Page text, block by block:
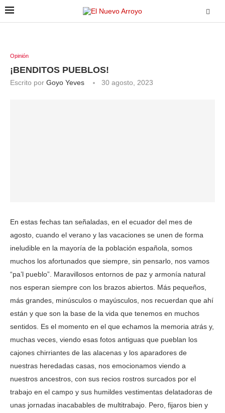
Opinión
¡BENDITOS PUEBLOS!
Escrito por Goyo Yeves 30 agosto, 2023
En estas fechas tan señaladas, en el ecuador del mes de
agosto, cuando el verano y las vacaciones se unen de forma
ineludible en la mayoría de la población española, somos
muchos los afortunados que siempre, sin pensarlo, nos vamos
“pa’l pueblo”. Maravillosos entornos de paz y armonía natural
nos esperan siempre con los brazos abiertos. Más pequeños,
más grandes, minúsculos o mayúsculos, nos recuerdan que ahí
están y que son la base de la vida que tenemos en muchos
sentidos. Es el momento en el que echamos la memoria atrás y,
muchas veces, viendo esas fotos antiguas que pueblan los
cajones chirriantes de las alacenas y los aparadores de
nuestras heredadas casas, nos emocionamos viendo a
nuestros ancestros, con sus recios rostros surcados por el
trabajo en el campo y sus humildes vestimentas delatadoras de
unas jornadas inacabables de multitrabajo. Pero, fijaros bien y